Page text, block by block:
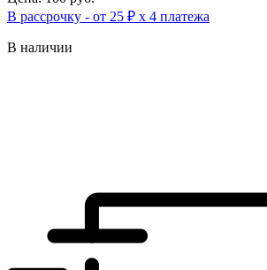
В рассрочку - от 25 ₽ х 4 платежа
В наличии